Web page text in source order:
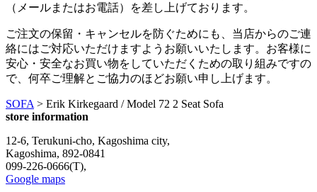
（メールまたはお電話）を差し上げております。
ご注文の保留・キャンセルを防ぐためにも、当店からのご連
絡にはご対応いただけますようお願いいたします。 お客様に
安心・安全なお買い物をしていただくための取り組みですの
で、何卒ご理解とご協力のほどお願い申し上げます。
SOFA > Erik Kirkegaard / Model 72 2 Seat Sofa
store information
12-6, Terukuni-cho, Kagoshima city,
Kagoshima, 892-0841
099-226-0666(T),
Google maps